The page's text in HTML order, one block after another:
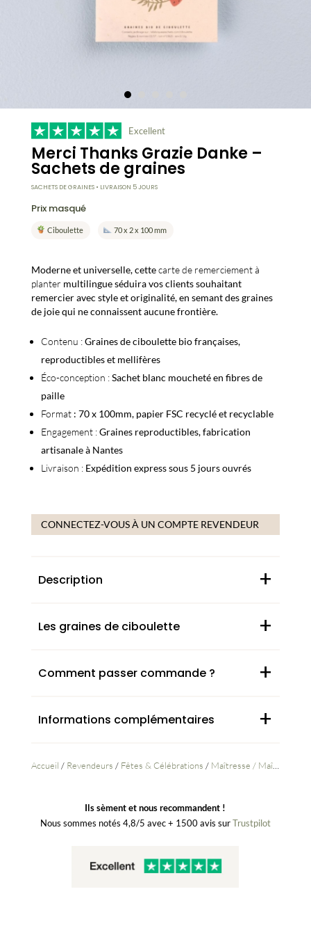
Excellent
Merci Thanks Grazie Danke –
Sachets de graines
SACHETS DE GRAINES • LIVRAISON 5 JOURS
Prix masqué
Ciboulette 70 x 2 x 100 mm
Moderne et universelle, cettecarte de remerciement à
planter multilingue séduira vos clients souhaitant
remercier avec style et originalité, en semant des graines
de joie qui ne connaissent aucune frontière.
Contenu :Graines de ciboulette bio françaises,
reproductibles et mellifères
Éco-conception :Sachet blanc moucheté en fibres de
paille
Format: 70 x 100mm, papier FSC recyclé et recyclable
Engagement :Graines reproductibles, fabrication
artisanale à Nantes
Livraison :Expédition express sous 5 jours ouvrés
CONNECTEZ-VOUS À UN COMPTE REVENDEUR
Description +
Les graines de ciboulette +
Comment passer commande ? +
Informations complémentaires +
Accueil / Revendeurs / Fêtes & Célébrations / Maîtresse / Maître
Ils sèment et nous recommandent !
Nous sommes notés 4,8/5 avec + 1500 avis surTrustpilot